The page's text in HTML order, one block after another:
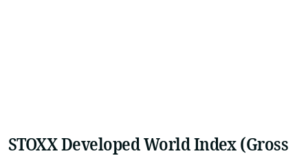
STOXX Developed World Index (Gross